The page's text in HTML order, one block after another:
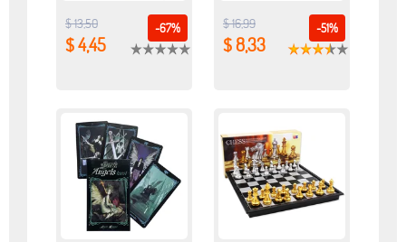
-67%
$ 13,50
$ 4,45
-51%
$ 16,99
$ 8,33